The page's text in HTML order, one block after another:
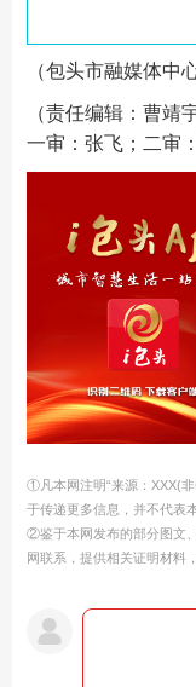
（包头市融媒体中
（责任编辑：曹靖
一审：张飞；二审
①凡本网注明“来源：XXX(
于传递更多信息，并不代表
②鉴于本网发布的部分图文
网联系，提供相关证明材料